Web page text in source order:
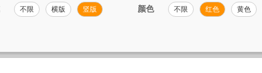
不限 横版 竖版 颜色 不限 红色 黄色